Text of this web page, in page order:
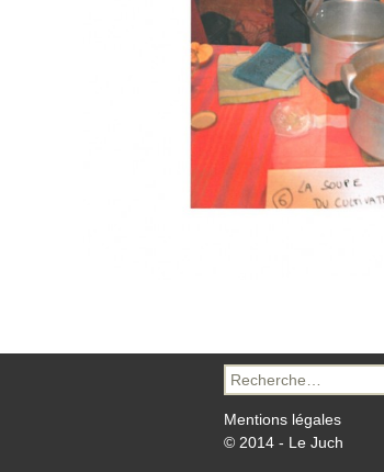
Recherche
pour :
Mentions légales
© 2014 - Le Juch